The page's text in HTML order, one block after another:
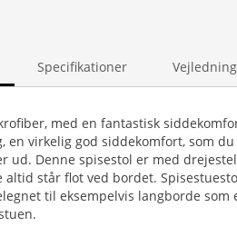
Specifikationer
med en fantastisk
en virkelig god siddekomfort, som
ud. Denne spisestol er med
står flot ved bordet.
til eksempelvis langborde